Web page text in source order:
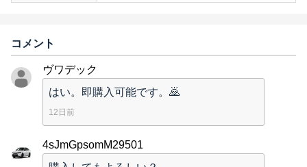
コメント
ヴワデック
はい。即購入可能です。🙇
12日前
4sJmGpsomM29501